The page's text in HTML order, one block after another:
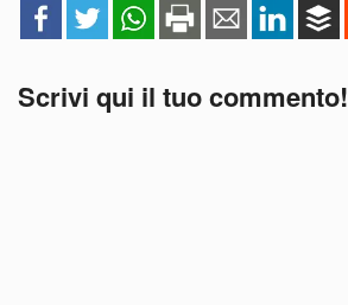
Scrivi qui il tuo commento!